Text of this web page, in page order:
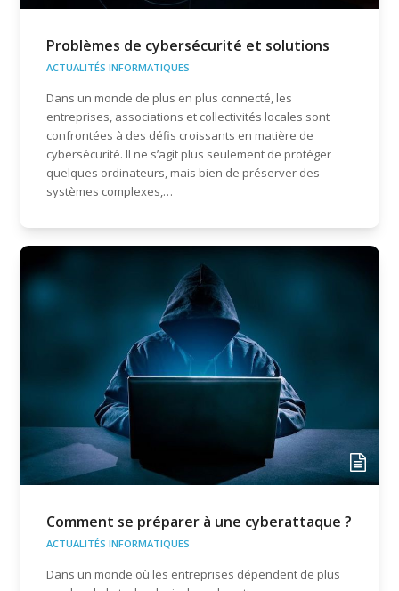
Problèmes de cybersécurité et solutions
ACTUALITÉS INFORMATIQUES
Dans un monde de plus en plus connecté, les
entreprises, associations et collectivités locales sont
confrontées à des défis croissants en matière de
cybersécurité. Il ne s’agit plus seulement de protéger
quelques ordinateurs, mais bien de préserver des
systèmes complexes,…
Comment se préparer à une cyberattaque ?
ACTUALITÉS INFORMATIQUES
Dans un monde où les entreprises dépendent de plus